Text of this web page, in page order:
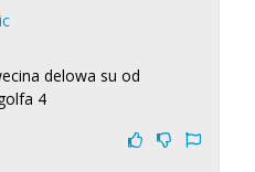
delowa su od
4